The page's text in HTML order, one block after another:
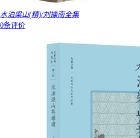
水泊梁山(精)/刘操南全集
0条评价